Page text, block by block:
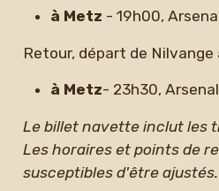
à Metz - 19h00,
Retour, départ de Nilvange
à Metz- 23h30, Arsenal
Le billet navette inclut les
Les horaires et points de
susceptibles d'être ajustés.